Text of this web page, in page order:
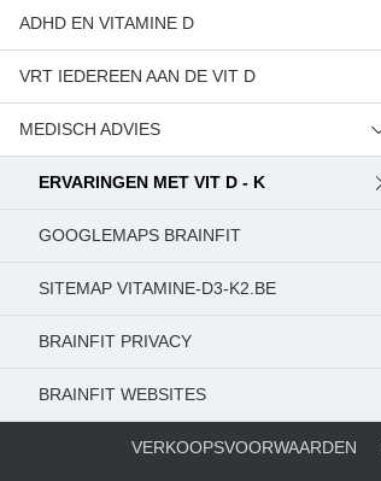
ADHD EN VITAMINE D
VRT IEDEREEN AAN DE VIT D
MEDISCH ADVIES
ERVARINGEN MET VIT D - K
BEDANKING
GOOGLEMAPS BRAINFIT
SITEMAP VITAMINE-D3-K2.BE
BRAINFIT PRIVACY
BRAINFIT WEBSITES
VERKOOPSVOORWAARDEN